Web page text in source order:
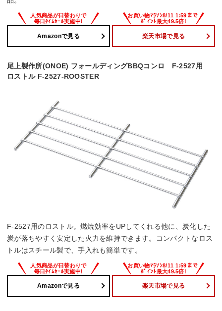
Amazonで見る 楽天市場で見る
尾上製作所(ONOE) フォールディングBBQコンロ F-2527用
ロストル F-2527-ROOSTER
F-2527用のロストル。燃焼効率をUPしてくれる他に、炭化した
炭が落ちやすく安定した火力を維持できます。コンパクトなロス
トルはスチール製で、手入れも簡単です。
Amazonで見る 楽天市場で見る